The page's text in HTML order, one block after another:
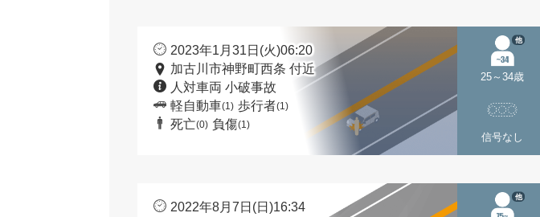
2023年1月31日(火)06:20
加古川市神野町西条 付近
人対車両 小破事故
軽自動車(1) 歩行者(1)
死亡(0) 負傷(1)
25～34歳
他
信号なし
2022年8月7日(日)16:34
他